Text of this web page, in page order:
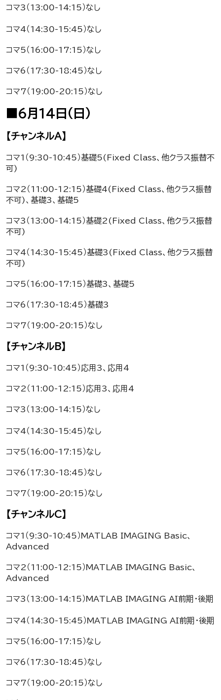
コマ3（13:00-14:15）なし
コマ4（14:30-15:45）なし
コマ5（16:00-17:15）なし
コマ6（17:30-18:45）なし
コマ7（19:00-20:15）なし
■6月14日（日）
【チャンネルA】
コマ1（9:30-10:45）基礎5(Fixed Class、他クラス振替不
可)
コマ2（11:00-12:15）基礎4(Fixed Class、他クラス振替
不可)、基礎3、基礎5
コマ3（13:00-14:15）基礎2(Fixed Class、他クラス振替
不可)
コマ4（14:30-15:45）基礎3(Fixed Class、他クラス振替
不可)
コマ5（16:00-17:15）基礎3、基礎5
コマ6（17:30-18:45）基礎3
コマ7（19:00-20:15）なし
【チャンネルB】
コマ1（9:30-10:45）応用3、応用4
コマ2（11:00-12:15）応用3、応用4
コマ3（13:00-14:15）なし
コマ4（14:30-15:45）なし
コマ5（16:00-17:15）なし
コマ6（17:30-18:45）なし
コマ7（19:00-20:15）なし
【チャンネルC】
コマ1（9:30-10:45）MATLAB IMAGING Basic、
Advanced
コマ2（11:00-12:15）MATLAB IMAGING Basic、
Advanced
コマ3（13:00-14:15）MATLAB IMAGING AI前期・後期
コマ4（14:30-15:45）MATLAB IMAGING AI前期・後期
コマ5（16:00-17:15）なし
コマ6（17:30-18:45）なし
コマ7（19:00-20:15）なし